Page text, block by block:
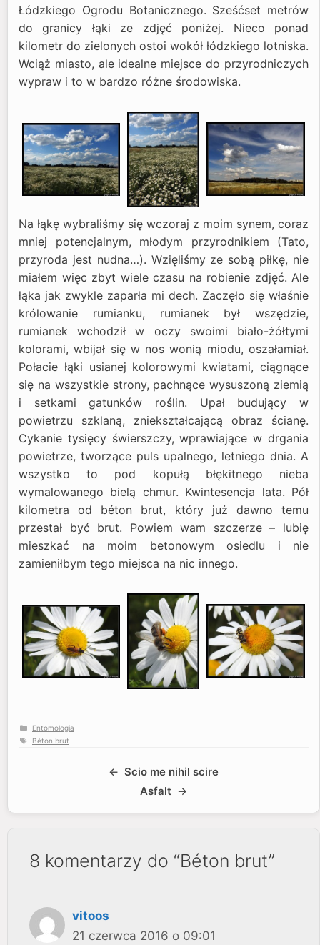
Łódzkiego Ogrodu Botanicznego. Sześćset metrów
do granicy łąki ze zdjęć poniżej. Nieco ponad
kilometr do zielonych ostoi wokół łódzkiego lotniska.
Wciąż miasto, ale idealne miejsce do przyrodniczych
wypraw i to w bardzo różne środowiska.
Na łąkę wybraliśmy się wczoraj z moim synem, coraz
mniej potencjalnym, młodym przyrodnikiem (Tato,
przyroda jest nudna…). Wzięliśmy ze sobą piłkę, nie
miałem więc zbyt wiele czasu na robienie zdjęć. Ale
łąka jak zwykle zaparła mi dech. Zaczęło się właśnie
królowanie rumianku, rumianek był wszędzie,
rumianek wchodził w oczy swoimi biało-żółtymi
kolorami, wbijał się w nos wonią miodu, oszałamiał.
Połacie łąki usianej kolorowymi kwiatami, ciągnące
się na wszystkie strony, pachnące wysuszoną ziemią
i setkami gatunków roślin. Upał budujący w
powietrzu szklaną, zniekształcającą obraz ścianę.
Cykanie tysięcy świerszczy, wprawiające w drgania
powietrze, tworzące puls upalnego, letniego dnia. A
wszystko to pod kopułą błękitnego nieba
wymalowanego bielą chmur. Kwintesencja lata. Pół
kilometra od béton brut, który już dawno temu
przestał być brut. Powiem wam szczerze – lubię
mieszkać na moim betonowym osiedlu i nie
zamieniłbym tego miejsca na nic innego.
Kategorie
Entomologia
Tagi
Béton brut
Scio me nihil scire
Asfalt
8 komentarzy do “Béton brut”
vitoos
21 czerwca 2016 o 09:01